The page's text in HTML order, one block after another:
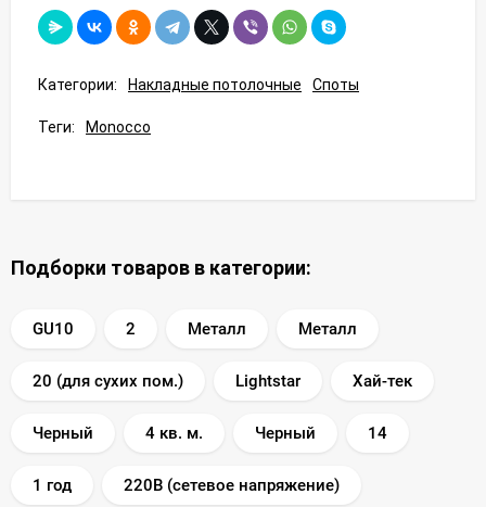
Категории: Накладные потолочные Споты
Теги: Monocco
Подборки товаров в категории:
GU10 2 Металл Металл
20 (для сухих пом.) Lightstar Хай-тек
Черный 4 кв. м. Черный 14
1 год 220В (сетевое напряжение)